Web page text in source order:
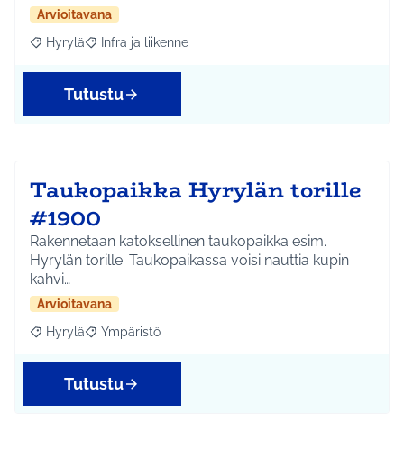
Arvioitavana
Rajaa tulokset aihepiirin mukaan: Hyrylä
Hyrylä Rajaa tulokset teeman mukaan: Infra ja liikenne
Infra ja liikenne
Tutustu
Taukopaikka Hyrylän torille
#1900
Rakennetaan katoksellinen taukopaikka esim.
Hyrylän torille. Taukopaikassa voisi nauttia kupin
kahvi…
Arvioitavana
Rajaa tulokset aihepiirin mukaan: Hyrylä
Hyrylä Rajaa tulokset teeman mukaan: Ympäristö
Ympäristö
Tutustu